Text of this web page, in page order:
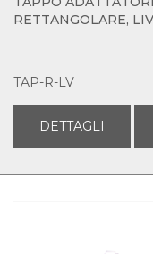
RETTANGOLARE,
TAP-R-LV
DETTAGLI